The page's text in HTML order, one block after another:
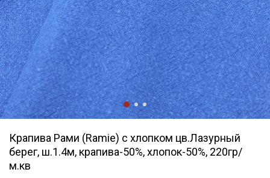
Крапива Рами (Ramie) с хлопком цв.Лазурный
берег, ш.1.4м, крапива-50%, хлопок-50%, 220гр/
м.кв